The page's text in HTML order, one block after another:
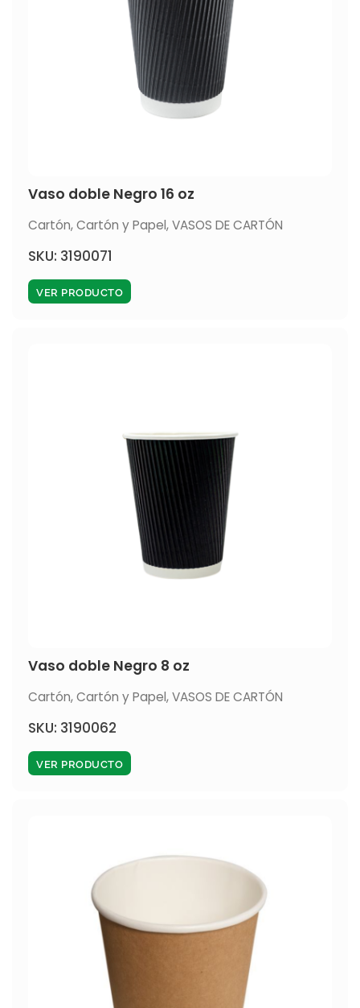
Vaso doble Negro 16 oz
Cartón,Cartón y Papel,VASOS DE CARTÓN
SKU: 3190071
VER PRODUCTO
Vaso doble Negro 8 oz
Cartón,Cartón y Papel,VASOS DE CARTÓN
SKU: 3190062
VER PRODUCTO